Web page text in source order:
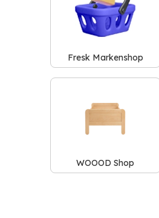
Fresk Markenshop
WOOOD Shop